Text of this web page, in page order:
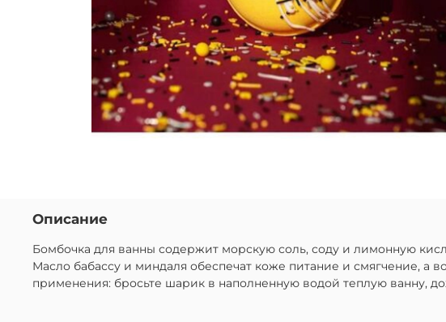
Описание
Бомбочка для ванны содержит морскую соль, соду и лимонную
Масло бабассу и миндаля обеспечат коже питание и смягчение, а
применения: бросьте шарик в наполненную водой теплую ванну,